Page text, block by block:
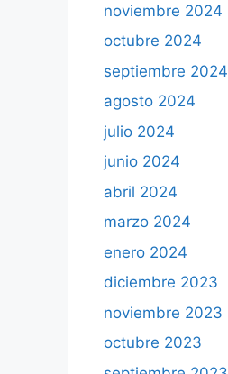
noviembre 2024
octubre 2024
septiembre 2024
agosto 2024
julio 2024
junio 2024
abril 2024
marzo 2024
enero 2024
diciembre 2023
noviembre 2023
octubre 2023